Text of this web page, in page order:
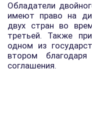
Обладатели
имеют право на
двух стран во
третьей. Также
одном из
втором
соглашения.